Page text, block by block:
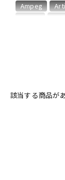
Ampeg
該当する商品が